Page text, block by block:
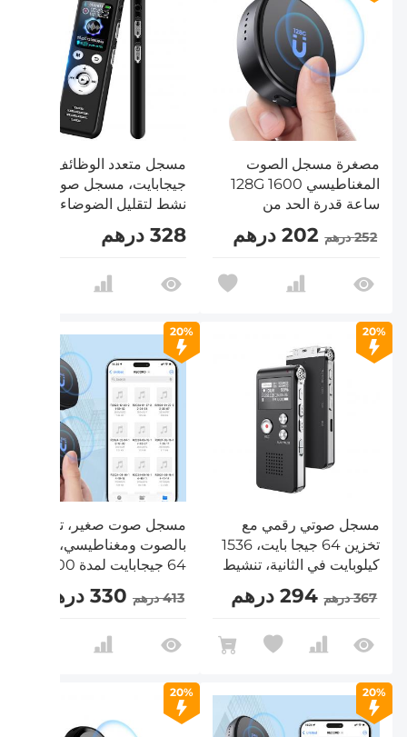
مصغرة مسجل الصوت
المغناطيسي 128G 1600
ساعة قدرة الحد من
252 درهم 202 درهم
جيجابايت، مسجل صوت
نشط لتقليل الضوضاء،
الفيديو، مناسب للمحاضرات
والفصول الدراسية وما إلى
328 درهم
20%
مسجل صوتي رقمي مع
تخزين 64 جيجا بايت، 1536
كيلوبايت في الثانية، تنشيط
الصوت وتسجيل الخط، عمر
البطارية 85H، تخزن 800
KentFaith
367 درهم 294 درهم
20%
مسجل صوت صغير، تفعيل
بالصوت ومغناطيسي، سعة
64 جيجابايت لمدة 800
ساعة، إلغاء الضوضاء،
علبتين، Kentfaith
413 درهم 330 درهم
20%
20%